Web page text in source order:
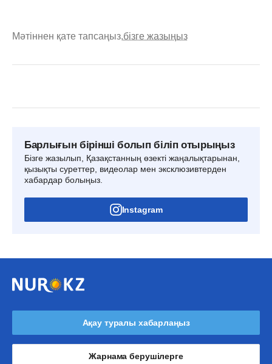
Мәтіннен қате тапсаңыз,бізге жазыңыз
Барлығын бірінші болып біліп отырыңыз
Бізге жазылып, Қазақстанның өзекті жаңалықтарынан,
қызықты суреттер, видеолар мен эксклюзивтерден
хабардар болыңыз.
Instagram
Ақау туралы хабарлаңыз
Жарнама берушілерге